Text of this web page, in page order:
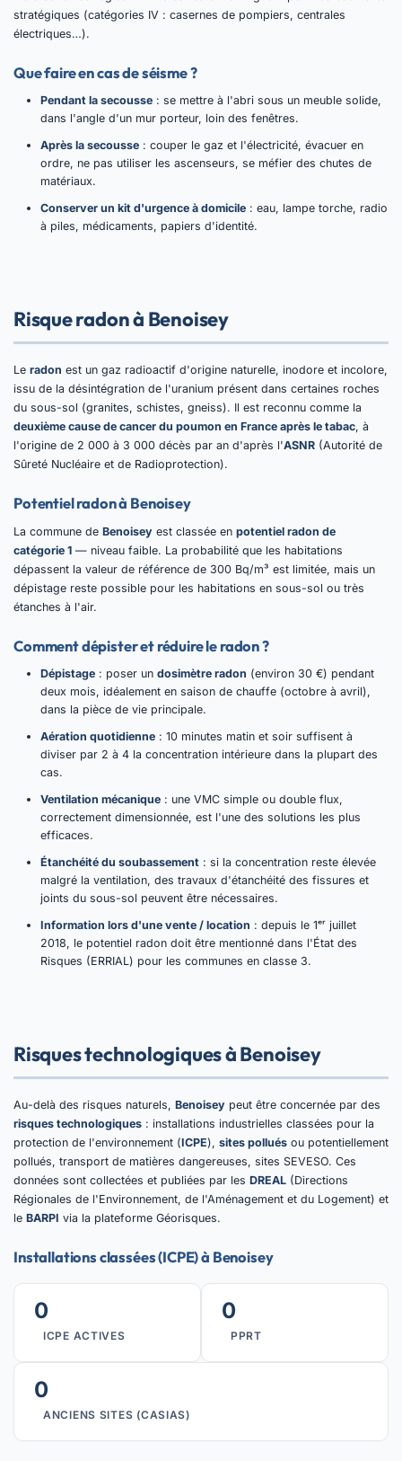
stratégiques (catégories IV : casernes de pompiers, centrales
électriques…).
Que faire en cas de séisme ?
Pendant la secousse : se mettre à l'abri sous un meuble solide,
dans l'angle d'un mur porteur, loin des fenêtres.
Après la secousse : couper le gaz et l'électricité, évacuer en
ordre, ne pas utiliser les ascenseurs, se méfier des chutes de
matériaux.
Conserver un kit d'urgence à domicile : eau, lampe torche, radio
à piles, médicaments, papiers d'identité.
Risque radon à Benoisey
Le radon est un gaz radioactif d'origine naturelle, inodore et incolore,
issu de la désintégration de l'uranium présent dans certaines roches
du sous-sol (granites, schistes, gneiss). Il est reconnu comme la
deuxième cause de cancer du poumon en France après le tabac, à
l'origine de 2 000 à 3 000 décès par an d'après l'ASNR (Autorité de
Sûreté Nucléaire et de Radioprotection).
Potentiel radon à Benoisey
La commune de Benoisey est classée en potentiel radon de
catégorie 1 — niveau faible. La probabilité que les habitations
dépassent la valeur de référence de 300 Bq/m³ est limitée, mais un
dépistage reste possible pour les habitations en sous-sol ou très
étanches à l'air.
Comment dépister et réduire le radon ?
Dépistage : poser un dosimètre radon (environ 30 €) pendant
deux mois, idéalement en saison de chauffe (octobre à avril),
dans la pièce de vie principale.
Aération quotidienne : 10 minutes matin et soir suffisent à
diviser par 2 à 4 la concentration intérieure dans la plupart des
cas.
Ventilation mécanique : une VMC simple ou double flux,
correctement dimensionnée, est l'une des solutions les plus
efficaces.
Étanchéité du soubassement : si la concentration reste élevée
malgré la ventilation, des travaux d'étanchéité des fissures et
joints du sous-sol peuvent être nécessaires.
Information lors d'une vente / location : depuis le 1ᵉʳ juillet
2018, le potentiel radon doit être mentionné dans l'État des
Risques (ERRIAL) pour les communes en classe 3.
Risques technologiques à Benoisey
Au-delà des risques naturels, Benoisey peut être concernée par des
risques technologiques : installations industrielles classées pour la
protection de l'environnement (ICPE), sites pollués ou potentiellement
pollués, transport de matières dangereuses, sites SEVESO. Ces
données sont collectées et publiées par les DREAL (Directions
Régionales de l'Environnement, de l'Aménagement et du Logement) et
le BARPI via la plateforme Géorisques.
Installations classées (ICPE) à Benoisey
0
ICPE ACTIVES
0
PPRT
0
ANCIENS SITES (CASIAS)